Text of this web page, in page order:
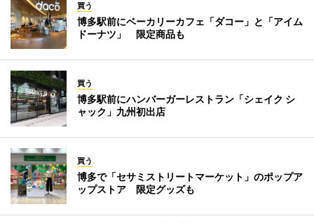
買う
博多駅前にベーカリーカフェ「ダコー」と「アイム
ドーナツ」 限定商品も
買う
博多駅前にハンバーガーレストラン「シェイク シ
ャック」九州初出店
買う
博多で「セサミストリートマーケット」のポップア
ップストア 限定グッズも